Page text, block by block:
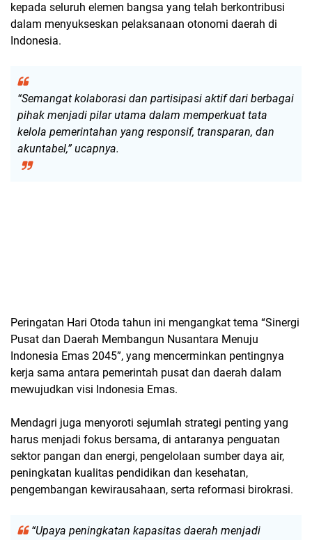
kepada seluruh elemen bangsa yang telah berkontribusi
dalam menyukseskan pelaksanaan otonomi daerah di
Indonesia.
“Semangat kolaborasi dan partisipasi aktif dari berbagai
pihak menjadi pilar utama dalam memperkuat tata
kelola pemerintahan yang responsif, transparan, dan
akuntabel,” ucapnya.
Peringatan Hari Otoda tahun ini mengangkat tema “Sinergi
Pusat dan Daerah Membangun Nusantara Menuju
Indonesia Emas 2045”, yang mencerminkan pentingnya
kerja sama antara pemerintah pusat dan daerah dalam
mewujudkan visi Indonesia Emas.
Mendagri juga menyoroti sejumlah strategi penting yang
harus menjadi fokus bersama, di antaranya penguatan
sektor pangan dan energi, pengelolaan sumber daya air,
peningkatan kualitas pendidikan dan kesehatan,
pengembangan kewirausahaan, serta reformasi birokrasi.
“Upaya peningkatan kapasitas daerah menjadi